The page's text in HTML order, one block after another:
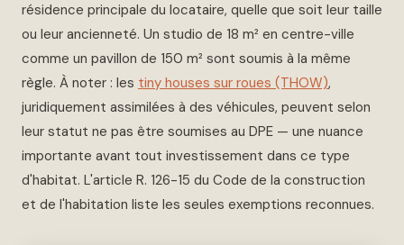
résidence principale du locataire, quelle que soit leur taille
ou leur ancienneté. Un studio de 18 m² en centre-ville
comme un pavillon de 150 m² sont soumis à la même
règle. À noter : les tiny houses sur roues (THOW),
juridiquement assimilées à des véhicules, peuvent selon
leur statut ne pas être soumises au DPE — une nuance
importante avant tout investissement dans ce type
d'habitat. L'article R. 126-15 du Code de la construction
et de l'habitation liste les seules exemptions reconnues.